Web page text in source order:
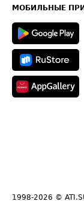
Техническая
МОБИЛЬНЫЕ
1998-2026 ©